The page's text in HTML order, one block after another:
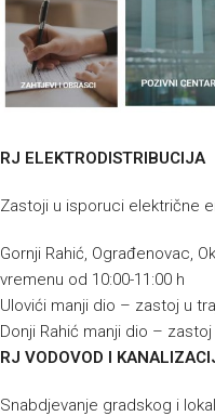
RJ ELEKTRODISTRIBUCIJA
Zastoji u isporuci električne
Gornji Rahić, Ograđenovac,
vremenu od 10:00-11:00 h
Ulovići manji dio – zastoj u
Donji Rahić manji dio –
RJ VODOVOD I
Snabdjevanje gradskog i